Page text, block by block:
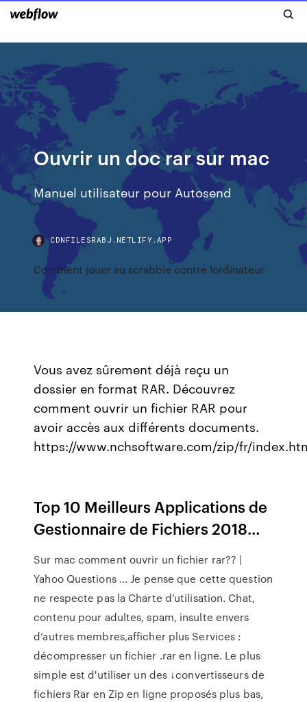
Ouvrir un doc rar sur mac
Manuel utilisateur pour Autosend
CDNFILESRABJ.NETLIFY.APP
Comment jouer au scrabble contre lordinateur
Vous avez sûrement déjà reçu un
dossier en format RAR. Découvrez
comment ouvrir un fichier RAR pour
avoir accès aux différents documents.
https://www.nchsoftware.com/zip/fr/
Top 10 Meilleurs Applications de
Gestionnaire de Fichiers 2018…
Sur mac comment ouvrir un fichier rar?? |
Yahoo Questions ... Je pense que cette question
ne respecte pas la Charte d’utilisation. Chat,
contenu pour adultes, spam, insulte envers
d’autres membres,afficher plus Services :
décompresser un fichier .rar en ligne. Le plus
simple est d'utiliser un des ↓convertisseurs de
fichiers Rar en Zip en ligne proposés plus bas,